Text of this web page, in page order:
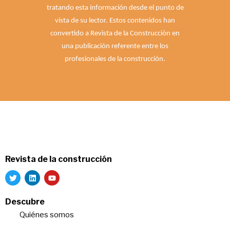
tratando esta información desde el punto de
vista de su lector. Estos contenidos han
convertido a Revista de la Construcción en
una publicación referente entre los
profesionales de la construcción.
Revista de la construcción
Descubre
Quiénes somos